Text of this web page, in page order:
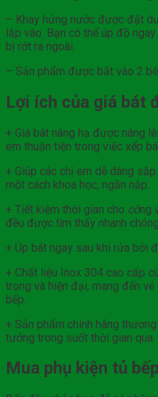
– Khay hứng nước được đặt
lắp vào. Bạn có thể úp đồ ngay
bị rớt ra ngoài.
– Sản phẩm được bắt vào 2
Lợi ích của giá bát
+ Giá bát nâng hạ được nâng
em thuận tiện trong việc xếp
+ Giúp các chị em dễ dàng
một cách khoa học, ngăn nắp.
+ Tiết kiệm thời gian cho công
đều được tìm thấy nhanh chóng.
+ Úp bát ngay sau khi rửa bởi
+ Chất liệu Inox 304 cao cấp
trọng và hiện đại, mang đến
bếp.
+ Sản phẩm chính hãng
tưởng trong suốt thời gian qua.
Mua phụ kiện tủ